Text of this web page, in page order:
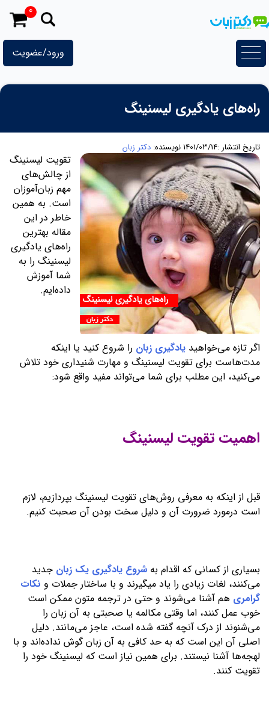
به
ورود/عضویت
0
راه‌های یادگیری لیسنینگ
تاریخ انتشار :1401/03/14 نویسنده: دکتر زبان
تقویت لیسنینگ
از چالش‌های
مهم زبان‌آموزان
است. به همین
خاطر در این
مقاله بهترین
راه‌های یادگیری
لیسنینگ را به
شما آموزش
داده‌ایم.
اگر تازه می‌خواهید یادگیری زبان را شروع کنید یا اینکه
مدت‌هاست برای تقویت لیسنینگ و مهارت شنیداری خود تلاش
می‌کنید، این مطلب برای شما می‌تواند مفید واقع شود:
اهمیت تقویت لیسنینگ
قبل از اینکه به معرفی روش‌های تقویت لیسنینگ بپردازیم، لازم
است درمورد ضرورت آن و دلیل سخت بودن آن صحبت کنیم.
بسیاری از کسانی که اقدام به شروع یادگیری یک زبان جدید
می‌کنند، لغات زیادی را یاد می­گیرند و با ساختار جملات و نکات
گرامری هم آشنا می‌شوند و حتی در ترجمه متون ممکن است
خوب عمل کنند، اما وقتی مکالمه یا صحبتی به آن زبان را
می‌شنوند از درک آنچه گفته شده است، عاجز می‌مانند. دلیل
اصلی آن این است که به حد کافی به آن زبان گوش نداده‌اند و با
لهجه‌ها آشنا نیستند. برای همین نیاز است که لیسنینگ خود را
تقویت کنند.